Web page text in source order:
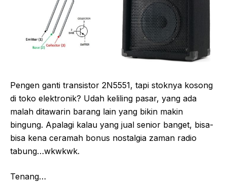
Pengen ganti transistor 2N5551, tapi stoknya kosong
di toko elektronik? Udah keliling pasar, yang ada
malah ditawarin barang lain yang bikin makin
bingung. Apalagi kalau yang jual senior banget, bisa-
bisa kena ceramah bonus nostalgia zaman radio
tabung…wkwkwk.
Tenang…